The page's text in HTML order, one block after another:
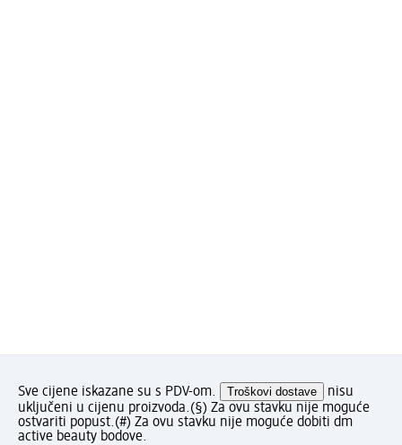
Sve cijene iskazane su s PDV-om. Troškovi dostave
nisu
uključeni u cijenu proizvoda.(§) Za ovu stavku nije moguće
ostvariti popust.(#) Za ovu stavku nije moguće dobiti dm
active beauty bodove.